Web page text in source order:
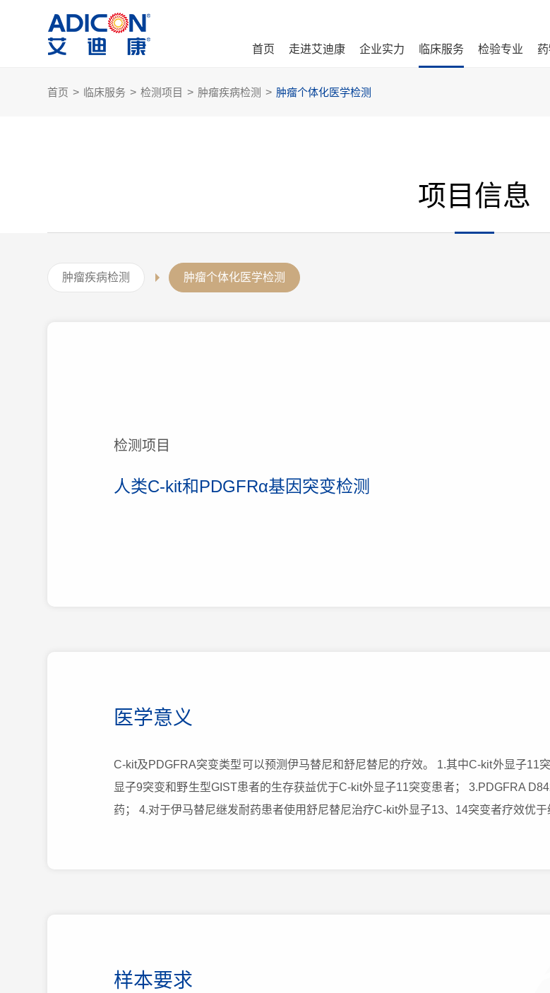
首页 走进艾迪康 企业实力 临床服务 检验专业
首页 > 临床服务 > 检测项目 > 肿瘤疾病检测 > 肿瘤个体化医学检测
项目信息
肿瘤疾病检测 肿瘤个体化医学检测
检测项目
人类C-kit和PDGFRα基因突变检测
医学意义
C-kit及PDGFRA突变类型可以预测伊马替尼和舒尼替尼的疗效。 1.其中C-kit外显子11
显子9突变和野生型GIST患者的生存获益优于C-kit外显子11突变患者； 3.PDGFRA
药； 4.对于伊马替尼继发耐药患者使用舒尼替尼治疗C-kit外显子13、14突变者疗效优于
样本要求